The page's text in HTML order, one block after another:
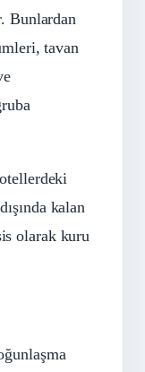
Bunlardan
tavan
kalan
olarak kuru